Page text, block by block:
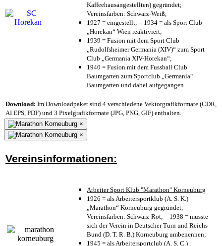
Kaffeehausangestellten) gegründet;
Vereinsfarben: Schwarz-Weiß;
1927 = eingestellt; – 1934 = als Sport Club
„Horekan“ Wien reaktiviert;
1939 = Fusion mit dem Sport Club
„Rudolfsheimer Germania (XIV)“ zum Sport
Club „Germania XIV-Horekan“;
1940 = Fusion mit dem Fussball Club
Baumgarten zum Sportclub „Germania“
Baumgarten und dabei aufgegangen
Download: Im Downloadpaket sind 4 verschiedene Vektorgrafikformate (CDR,
AI EPS, PDF) und 3 Pixelgrafikformate (JPG, PNG, GIF) enthalten.
×
×
Vereinsinformationen:
Arbeiter Sport Klub "Marathon" Korneuburg
1926 = als Arbeitersportklub (A. S. K.)
„Marathon“ Korneuburg gegründet;
Vereinsfarben: Schwarz-Rot; – 1938 = musste
sich der Verein in Deutscher Turn und Reichs
Bund (D. T. R. B.) Korneuburg umbenennen;
1945 = als Arbeitersportclub (A. S. C.)